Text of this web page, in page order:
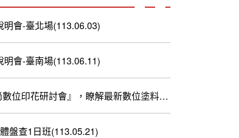
會-臺北場(113.06.03)
會-臺南場(113.06.11)
位印花研討會』，瞭解最新數位塗料印
盤查1日班(113.05.21)